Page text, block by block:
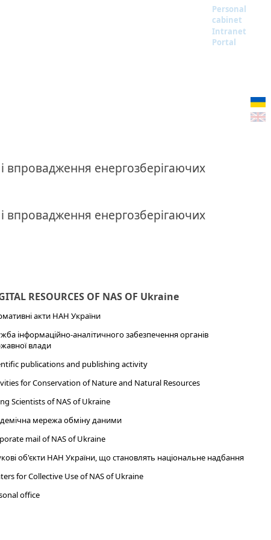
Personal
cabinet
Intranet
Portal
впровадження енергозберігаючих
впровадження енергозберігаючих
RESOURCES OF NAS OF Ukraine
акти НАН України
інформаційно-аналітичного забезпечення органів
влади
publications and publishing activity
for Conservation of Nature and Natural Resources
Scientists of NAS of Ukraine
мережа обміну даними
mail of NAS of Ukraine
об'єкти НАН України, що становлять національне надбання
for Collective Use of NAS of Ukraine
office